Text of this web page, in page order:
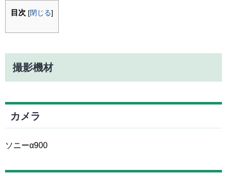
目次 [閉じる]
撮影機材
カメラ
ソニーα900